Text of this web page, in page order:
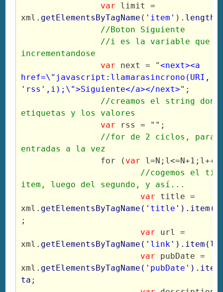
var limit =
xml. getElementsByTagName ( 'item' ). length
//Boton Siguiente
incrementandose
var next = "<next><a
href=\"javascript:llamarasincrono(URI,
'rss',i);\">Siguiente</a></next>";
//creamos el string
etiquetas y los valores
var rss = "";
//for de 2 ciclos, para
entradas a la vez
		for (
var
item, luego del segundo, y así...
var title =
xml. getElementsByTagName(' title
;
var url =
xml. getElementsByTagName(' link
var pubDate =
xml. getElementsByTagName( 'pubDate'
ta ;